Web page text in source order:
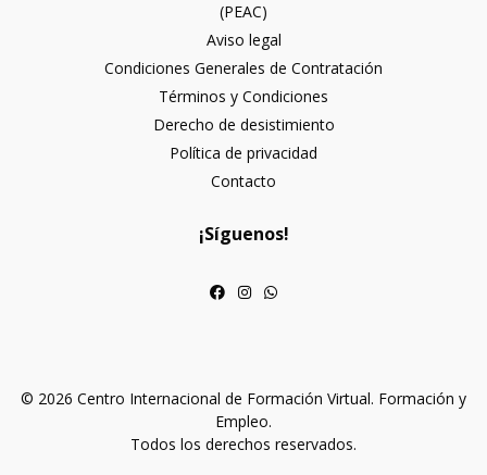
(PEAC)
Aviso legal
Condiciones Generales de Contratación
Términos y Condiciones
Derecho de desistimiento
Política de privacidad
Contacto
¡Síguenos!
© 2026 Centro Internacional de Formación Virtual. Formación y
Empleo.
Todos los derechos reservados.